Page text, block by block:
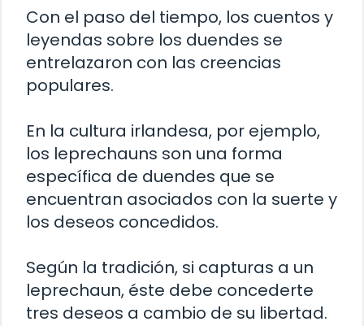
Con el paso del tiempo, los cuentos y
leyendas sobre los duendes se
entrelazaron con las creencias
populares.
En la cultura irlandesa, por ejemplo,
los leprechauns son una forma
específica de duendes que se
encuentran asociados con la suerte y
los deseos concedidos.
Según la tradición, si capturas a un
leprechaun, éste debe concederte
tres deseos a cambio de su libertad.